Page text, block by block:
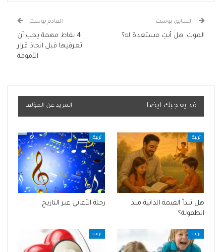
السابق بوست
الموت: هل أنتِ مستعدة له؟
القادم بوست
4 نقاط مهمة يجب أن
تعرفيها قبل اتخاذ قرار
الأمومة
قد يعجبك ايضا المزيد عن المؤلف
تربية
هل تبدأ القيمة الذاتية منذ
الطفولة؟
تربية
رحلة الأغاني عبر التاريخ
تربية تربية